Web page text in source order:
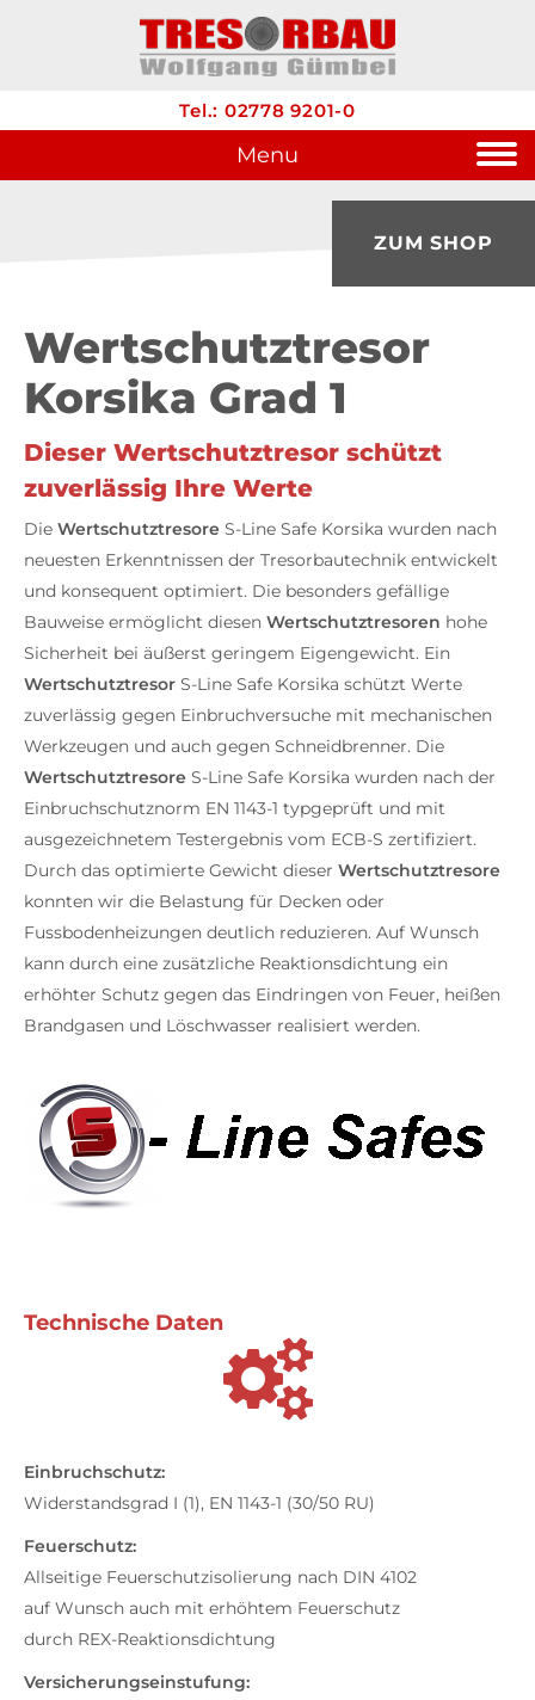
ZUM SHOP
Tel.: 02778 9201-0
Menu
Wertschutztresor
Korsika Grad 1
Dieser Wertschutztresor schützt
zuverlässig Ihre Werte
Die Wertschutztresore S-Line Safe Korsika wurden nach
neuesten Erkenntnissen der Tresorbautechnik entwickelt
und konsequent optimiert. Die besonders gefällige
Bauweise ermöglicht diesen Wertschutztresoren hohe
Sicherheit bei äußerst geringem Eigengewicht. Ein
Wertschutztresor S-Line Safe Korsika schützt Werte
zuverlässig gegen Einbruchversuche mit mechanischen
Werkzeugen und auch gegen Schneidbrenner. Die
Wertschutztresore S-Line Safe Korsika wurden nach der
Einbruchschutznorm EN 1143-1 typgeprüft und mit
ausgezeichnetem Testergebnis vom ECB-S zertifiziert.
Durch das optimierte Gewicht dieser Wertschutztresore
konnten wir die Belastung für Decken oder
Fussbodenheizungen deutlich reduzieren. Auf Wunsch
kann durch eine zusätzliche Reaktionsdichtung ein
erhöhter Schutz gegen das Eindringen von Feuer, heißen
Brandgasen und Löschwasser realisiert werden.
Technische Daten
Einbruchschutz:
Widerstandsgrad I (1), EN 1143-1 (30/50 RU)
Feuerschutz:
Allseitige Feuerschutzisolierung nach DIN 4102
auf Wunsch auch mit erhöhtem Feuerschutz
durch REX-Reaktionsdichtung
Versicherungseinstufung: